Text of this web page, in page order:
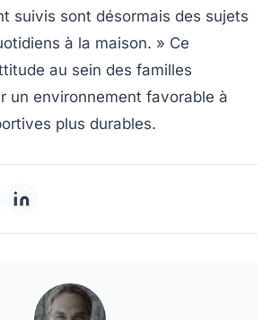
suivis sont désormais des sujets
à la maison. » Ce
au sein des familles
un environnement favorable à
plus durables.